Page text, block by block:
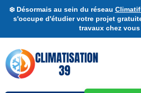
❄️ Désormais au sein du réseau
s'occupe d'étudier votre projet
travaux chez vous